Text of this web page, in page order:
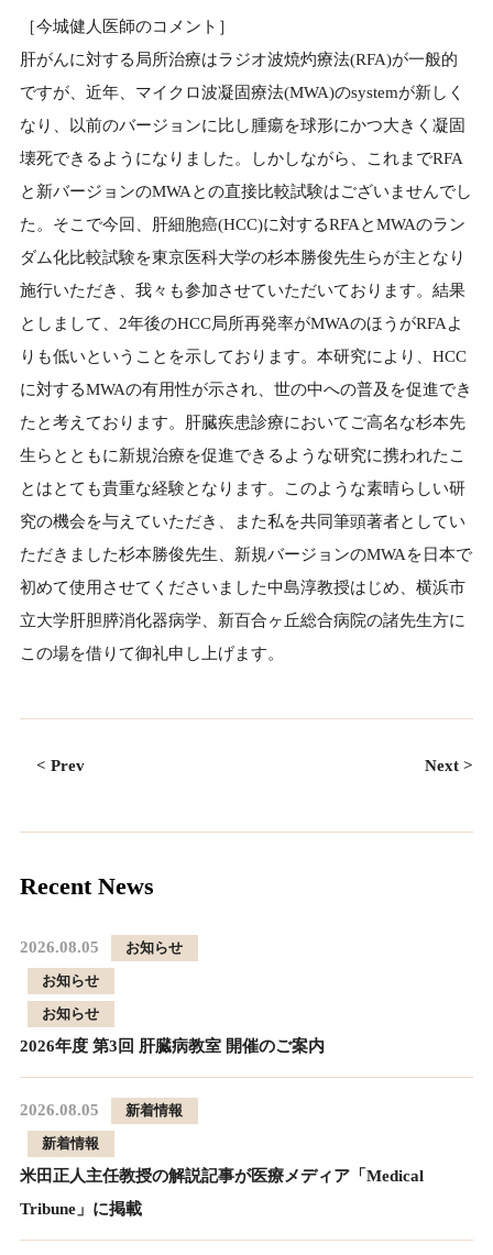
［今城健人医師のコメント］
肝がんに対する局所治療はラジオ波焼灼療法(RFA)が一般的
ですが、近年、マイクロ波凝固療法(MWA)のsystemが新しく
なり、以前のバージョンに比し腫瘍を球形にかつ大きく凝固
壊死できるようになりました。しかしながら、これまでRFA
と新バージョンのMWAとの直接比較試験はございませんでし
た。そこで今回、肝細胞癌(HCC)に対するRFAとMWAのラン
ダム化比較試験を東京医科大学の杉本勝俊先生らが主となり
施行いただき、我々も参加させていただいております。結果
としまして、2年後のHCC局所再発率がMWAのほうがRFAよ
りも低いということを示しております。本研究により、HCC
に対するMWAの有用性が示され、世の中への普及を促進でき
たと考えております。肝臓疾患診療においてご高名な杉本先
生らとともに新規治療を促進できるような研究に携われたこ
とはとても貴重な経験となります。このような素晴らしい研
究の機会を与えていただき、また私を共同筆頭著者としてい
ただきました杉本勝俊先生、新規バージョンのMWAを日本で
初めて使用させてくださいました中島淳教授はじめ、横浜市
立大学肝胆膵消化器病学、新百合ヶ丘総合病院の諸先生方に
この場を借りて御礼申し上げます。
< Prev Next >
Recent News
2026.08.05
お知らせ
お知らせ
お知らせ
2026年度 第3回 肝臓病教室 開催のご案内
2026.08.05
新着情報
新着情報
米田正人主任教授の解説記事が医療メディア「Medical
Tribune」に掲載